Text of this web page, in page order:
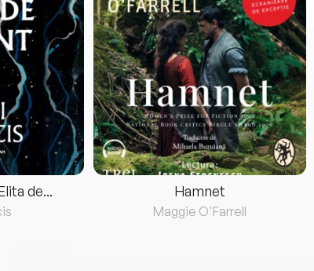
de... Hamnet
Maggie O'Farrell